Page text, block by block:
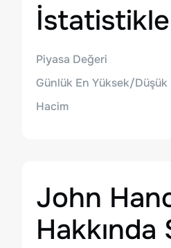
Piyasa Değeri
Günlük En Yüksek/Düşük
Hacim
John
Hakkında